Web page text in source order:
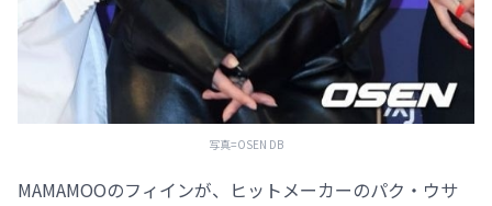
写真=OSEN DB
MAMAMOOのフィインが、ヒットメーカーのパク・ウサ